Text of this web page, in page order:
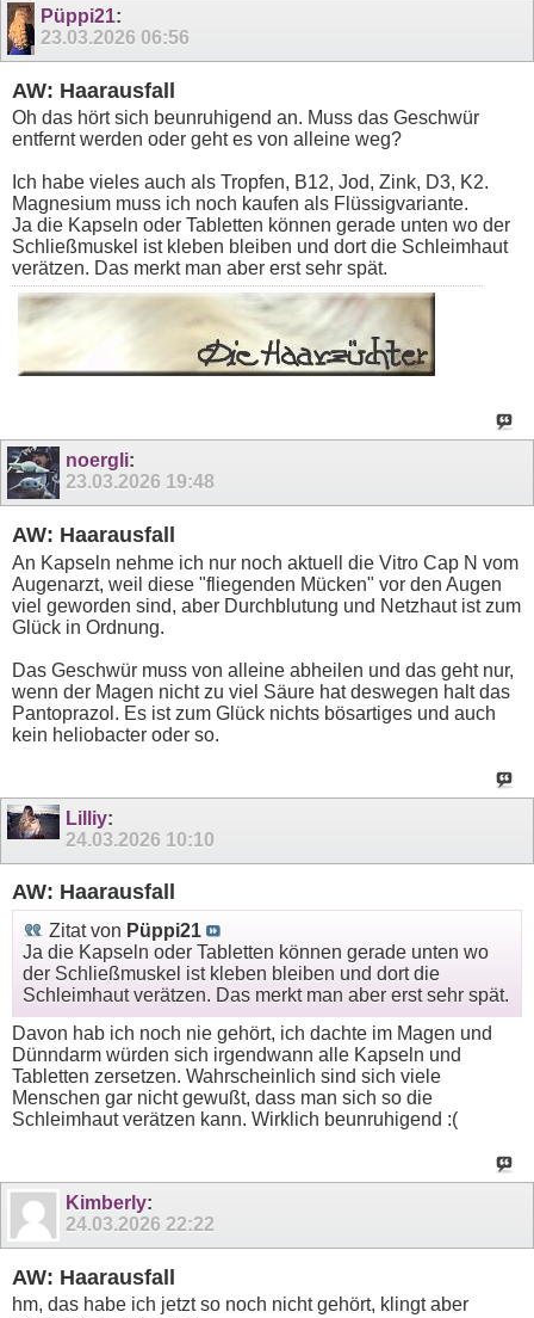
Püppi21:
23.03.2026 06:56
AW: Haarausfall
Oh das hört sich beunruhigend an. Muss das Geschwür
entfernt werden oder geht es von alleine weg?
Ich habe vieles auch als Tropfen, B12, Jod, Zink, D3, K2.
Magnesium muss ich noch kaufen als Flüssigvariante.
Ja die Kapseln oder Tabletten können gerade unten wo der
Schließmuskel ist kleben bleiben und dort die Schleimhaut
verätzen. Das merkt man aber erst sehr spät.
noergli:
23.03.2026 19:48
AW: Haarausfall
An Kapseln nehme ich nur noch aktuell die Vitro Cap N vom
Augenarzt, weil diese "fliegenden Mücken" vor den Augen
viel geworden sind, aber Durchblutung und Netzhaut ist zum
Glück in Ordnung.
Das Geschwür muss von alleine abheilen und das geht nur,
wenn der Magen nicht zu viel Säure hat deswegen halt das
Pantoprazol. Es ist zum Glück nichts bösartiges und auch
kein heliobacter oder so.
Lilliy:
24.03.2026 10:10
AW: Haarausfall
Zitat von Püppi21
Ja die Kapseln oder Tabletten können gerade unten wo
der Schließmuskel ist kleben bleiben und dort die
Schleimhaut verätzen. Das merkt man aber erst sehr spät.
Davon hab ich noch nie gehört, ich dachte im Magen und
Dünndarm würden sich irgendwann alle Kapseln und
Tabletten zersetzen. Wahrscheinlich sind sich viele
Menschen gar nicht gewußt, dass man sich so die
Schleimhaut verätzen kann. Wirklich beunruhigend :(
Kimberly:
24.03.2026 22:22
AW: Haarausfall
hm, das habe ich jetzt so noch nicht gehört, klingt aber